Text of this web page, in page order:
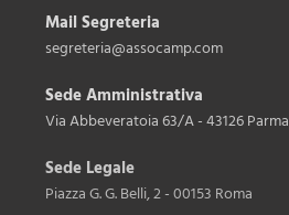
Mail Segreteria
segreteria@assocamp.com
Sede Amministrativa
Via Abbeveratoia 63/A - 43126 Parma
Sede Legale
Piazza G. G. Belli, 2 - 00153 Roma